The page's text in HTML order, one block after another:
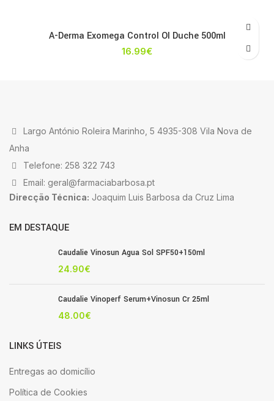
A-Derma Exomega Control Ol Duche 500ml
16.99€
Largo António Roleira Marinho, 5 4935-308 Vila Nova de
Anha
Telefone: 258 322 743
Email: geral@farmaciabarbosa.pt
Direcção Técnica: Joaquim Luis Barbosa da Cruz Lima
EM DESTAQUE
Caudalie Vinosun Agua Sol SPF50+150ml
24.90€
Caudalie Vinoperf Serum+Vinosun Cr 25ml
48.00€
LINKS ÚTEIS
Entregas ao domicílio
Política de Cookies